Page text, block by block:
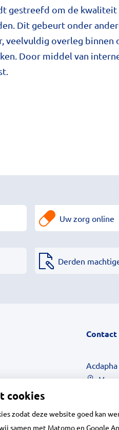
gestreefd om de kwaliteit
Dit gebeurt onder
veelvuldig overleg binnen
Door middel van
Uw zorg online
Derden
Contact
cookies
zodat deze website goed kan
samen met Matomo en Google